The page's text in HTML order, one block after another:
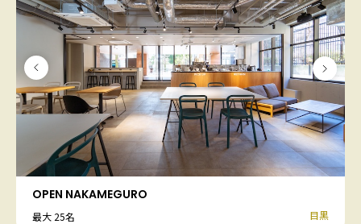
OPEN NAKAMEGURO
最大 25名 目黒